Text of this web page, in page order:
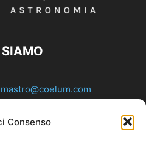
Consenso